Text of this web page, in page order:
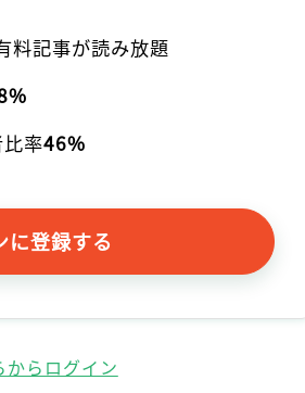
料記事が読み放題
率46%
に登録する
からログイン
記事をお気に入りに保存するには